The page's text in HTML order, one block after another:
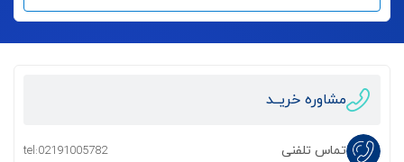
مشاوره خریــد
تماس تلفنی tel:02191005782